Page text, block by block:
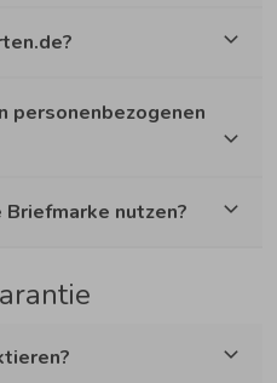
personenbezogenen
Briefmarke nutzen?